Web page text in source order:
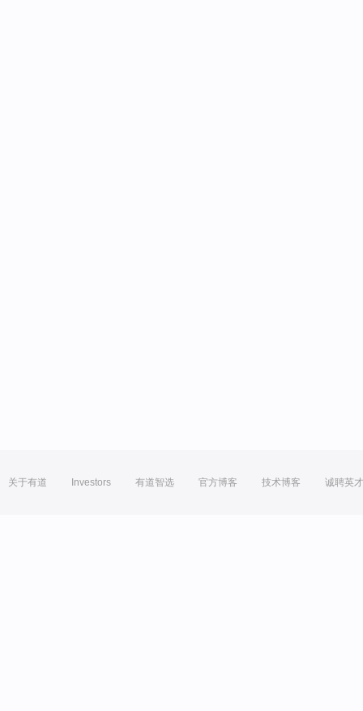
关于有道 Investors 有道智选 官方博客 技术博客 诚聘英才